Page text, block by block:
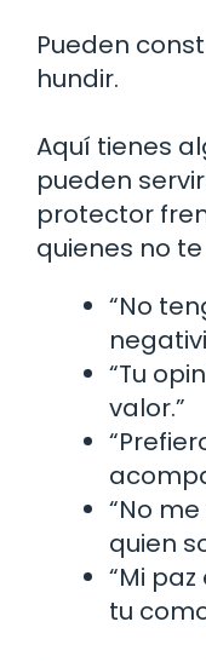
Pueden
hundir.
Aquí tienes
pueden
protector
quienes no
“No
“Tu
valor.”
“No
quien
“Mi
tu